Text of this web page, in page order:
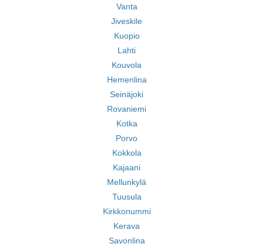
Vanta
Jiveskile
Kuopio
Lahti
Kouvola
Hemenlina
Seinäjoki
Rovaniemi
Kotka
Porvo
Kokkola
Kajaani
Mellunkylä
Tuusula
Kirkkonummi
Kerava
Savonlina